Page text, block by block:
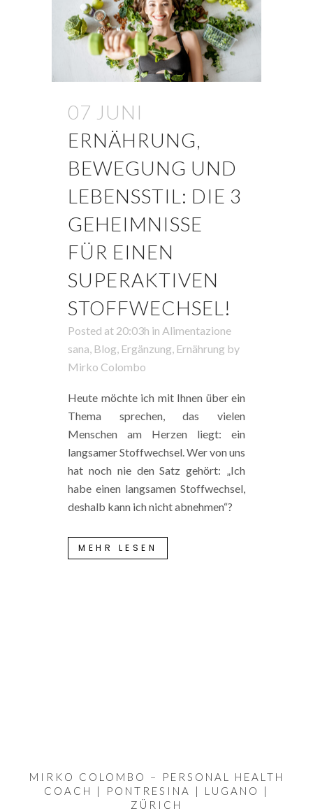
07 JUNI
ERNÄHRUNG,
BEWEGUNG UND
LEBENSSTIL: DIE 3
GEHEIMNISSE
FÜR EINEN
SUPERAKTIVEN
STOFFWECHSEL!
Posted at 20:03h in Alimentazione
sana, Blog, Ergänzung, Ernährung by
Mirko Colombo
Heute möchte ich mit Ihnen über ein
Thema sprechen, das vielen
Menschen am Herzen liegt: ein
langsamer Stoffwechsel. Wer von uns
hat noch nie den Satz gehört: „Ich
habe einen langsamen Stoffwechsel,
deshalb kann ich nicht abnehmen“?
MEHR LESEN
MIRKO COLOMBO – PERSONAL HEALTH
COACH | PONTRESINA | LUGANO |
ZÜRICH